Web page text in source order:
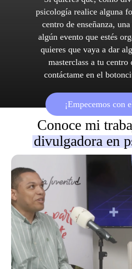
psicología realice alguna
centro de enseñanza,
algún evento que estés
quieres que vaya a dar
masterclass a tu centro
contáctame en el
¡Empecemos con
Conoce mi
divulgadora en